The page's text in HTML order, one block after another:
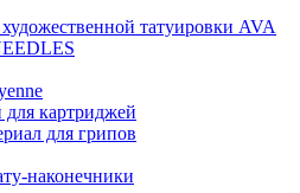
татуировки AVA
для картриджей
для грипов
наконечники